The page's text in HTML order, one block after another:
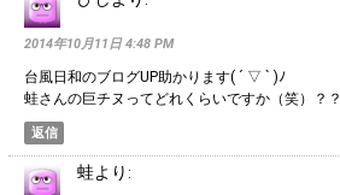
2014年10月11日 4:48 PM
台風日和のブログUP助かります( ´ ▽ ` )ﾉ
蛙さんの巨チヌってどれくらいですか（笑）？？
返信
蛙より: